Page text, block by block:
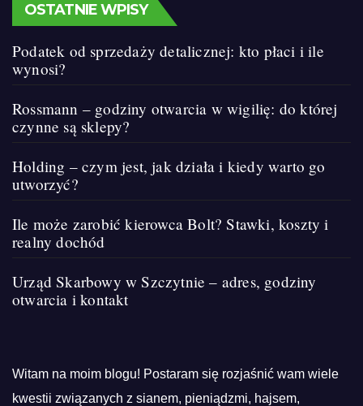
OSTATNIE WPISY
Podatek od sprzedaży detalicznej: kto płaci i ile
wynosi?
Rossmann – godziny otwarcia w wigilię: do której
czynne są sklepy?
Holding – czym jest, jak działa i kiedy warto go
utworzyć?
Ile może zarobić kierowca Bolt? Stawki, koszty i
realny dochód
Urząd Skarbowy w Szczytnie – adres, godziny
otwarcia i kontakt
Witam na moim blogu! Postaram się rozjaśnić wam wiele
kwestii związanych z sianem, pieniądzmi, hajsem,